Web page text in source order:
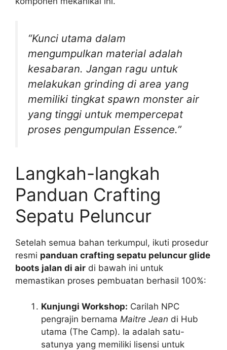
“Kunci utama dalam
mengumpulkan material adalah
kesabaran. Jangan ragu untuk
melakukan grinding di area yang
memiliki tingkat spawn monster air
yang tinggi untuk mempercepat
proses pengumpulan Essence.”
Langkah-langkah
Panduan Crafting
Sepatu Peluncur
Setelah semua bahan terkumpul, ikuti prosedur
resmi panduan crafting sepatu peluncur glide
boots jalan di air di bawah ini untuk
memastikan proses pembuatan berhasil 100%:
Kunjungi Workshop: Carilah NPC
pengrajin bernama Maitre Jean di Hub
utama (The Camp). Ia adalah satu-
satunya yang memiliki lisensi untuk